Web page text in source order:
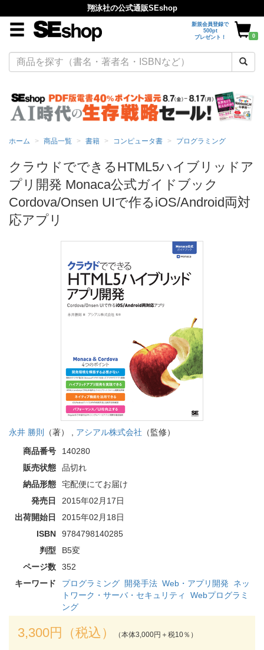
翔泳社の公式通販SEshop
新規会員登録で
500pt
プレゼント！
0
ホーム 商品一覧 書籍 コンピュータ書 プログラミング
クラウドでできるHTML5ハイブリッドア
プリ開発 Monaca公式ガイドブック
Cordova/Onsen UIで作るiOS/Android両対
応アプリ
永井 勝則 （著） , アシアル株式会社 （監修）
商品番号
140280
販売状態
品切れ
納品形態
宅配便にてお届け
発売日
2015年02月17日
出荷開始日
2015年02月18日
ISBN
9784798140285
判型
B5変
ページ数
352
キーワード
プログラミング 開発手法 Web・アプリ開発
ネッ
トワーク・サーバ・セキュリティ
Webプログラミ
ング
3,300円（税込） （本体3,000円＋税10％）